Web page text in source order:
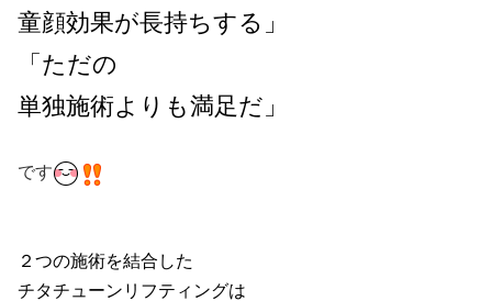
童顔効果が長持ちする」
「ただの
単独施術よりも満足だ」
です
２つの施術を結合した
チタチューンリフティングは